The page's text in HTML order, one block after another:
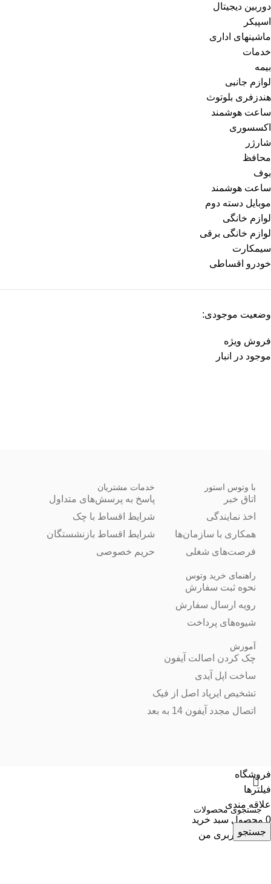
دوربین دیجیتال
اسپیکر
ماشینهای اداری
خدمات
بیمه
لوازم جانبی
هندزفری بلوتوث
ساعت هوشمند
اکسسوری
شارژر
محافظ
بوف
ساعت هوشمند
موبایل دسته دوم
لوازم خانگی
لوازم خانگی برقی
سیمکارت
خودرو اقساطی
وضعیت موجودی:
فروش ویژه
موجود در انبار
با وتوس استور
اتاق خبر
اخذ نمایندگی
همکاری با سازمان‌ها
فرصت‌های شغلی
خدمات مشتریان
پاسخ به پرسش‌های متداول
شرایط اقساط با چک
شرایط اقساط بازنشستگان
حریم خصوصی
راهنمای خرید وتوس
نحوه ثبت سفارش
رویه ارسال سفارش
شیوه‌های پرداخت
آموزش
چک کردن اصالت آیفون
ساخت اپل آیدی
تشخیص ایرپاد اصل از فیک
اتصال مجدد آیفون 14 به بعد
جستجو
فروشگاه
فیلترها
علاقه مندی
0 محصول سبد خرید
حساب کاربری من